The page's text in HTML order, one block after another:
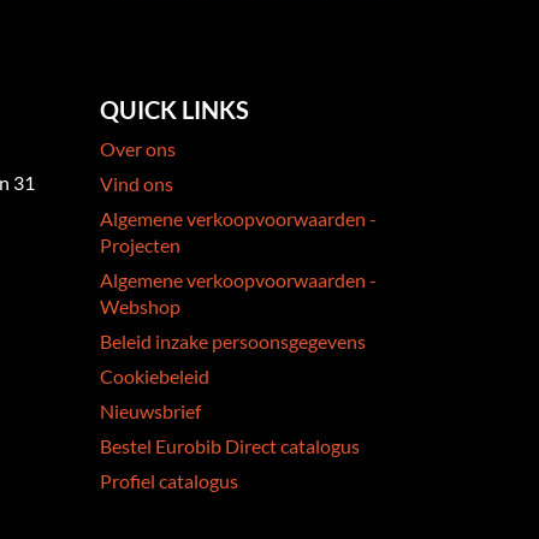
31
QUICK LINKS
Over ons
Vind ons
Algemene verkoopvoorwaarden -
Projecten
Algemene verkoopvoorwaarden -
Webshop
Beleid inzake persoonsgegevens
Cookiebeleid
Nieuwsbrief
Bestel Eurobib Direct catalogus
Profiel catalogus